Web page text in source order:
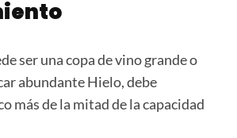
ser una copa de vino grande o
abundante Hielo, debe
más de la mitad de la capacidad